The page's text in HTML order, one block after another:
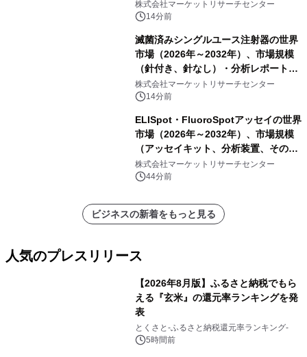
ド）・分析レポートを発表
株式会社マーケットリサーチセンター
14分前
滅菌済みシングルユース注射器の世界
市場（2026年～2032年）、市場規模
（針付き、針なし）・分析レポートを
発表
株式会社マーケットリサーチセンター
14分前
ELISpot・FluoroSpotアッセイの世界
市場（2026年～2032年）、市場規模
（アッセイキット、分析装置、その
他）・分析レポートを発表
株式会社マーケットリサーチセンター
44分前
ビジネスの新着をもっと見る
人気のプレスリリース
【2026年8月版】ふるさと納税でもら
える『玄米』の還元率ランキングを発
表
とくさと-ふるさと納税還元率ランキング-
5時間前